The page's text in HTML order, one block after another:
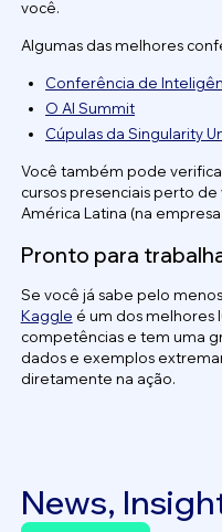
você.
Algumas das melhores
Conferência de
O AI Summit
Cúpulas da Singularity
Você também pode
cursos presenciais perto
América Latina (na
Pronto para
Se você já sabe pelo
Kaggle é um dos melhores
competências e tem uma
dados e exemplos
diretamente na ação.
News,